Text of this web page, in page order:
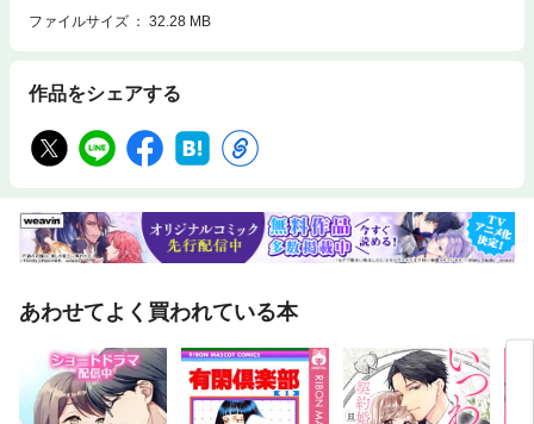
ファイルサイズ
32.28 MB
作品をシェアする
あわせてよく買われている本